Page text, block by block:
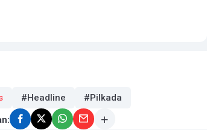
#Headline #Pilkada